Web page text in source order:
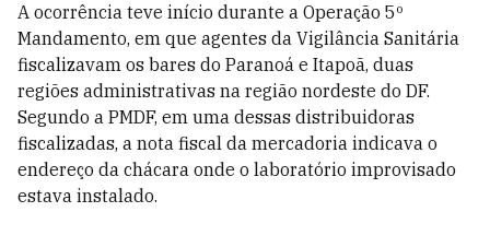
A ocorrência teve início durante a Operação 5º
Mandamento, em que agentes da Vigilância Sanitária
fiscalizavam os bares do Paranoá e Itapoã, duas
regiões administrativas na região nordeste do DF.
Segundo a PMDF, em uma dessas distribuidoras
fiscalizadas, a nota fiscal da mercadoria indicava o
endereço da chácara onde o laboratório improvisado
estava instalado.